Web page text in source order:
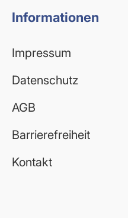
Informationen
Impressum
Datenschutz
AGB
Barrierefreiheit
Kontakt